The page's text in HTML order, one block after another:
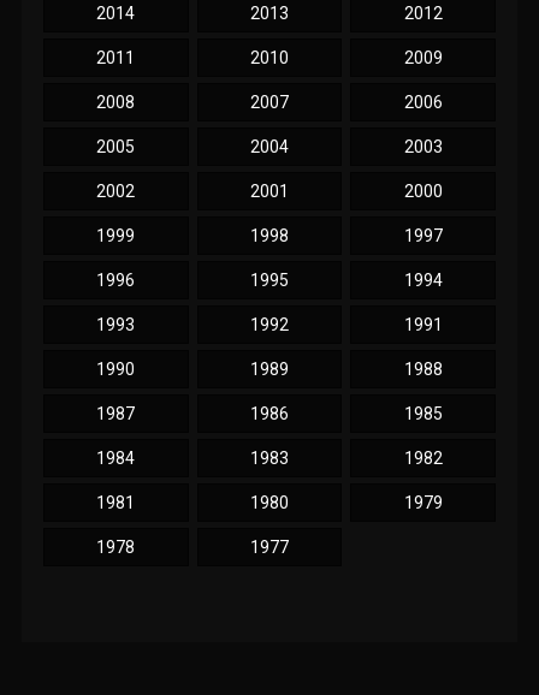
2014 2013 2012
2011 2010 2009
2008 2007 2006
2005 2004 2003
2002 2001 2000
1999 1998 1997
1996 1995 1994
1993 1992 1991
1990 1989 1988
1987 1986 1985
1984 1983 1982
1981 1980 1979
1978 1977